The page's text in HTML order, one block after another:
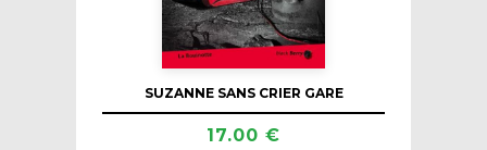
SUZANNE SANS CRIER GARE
17.00 €